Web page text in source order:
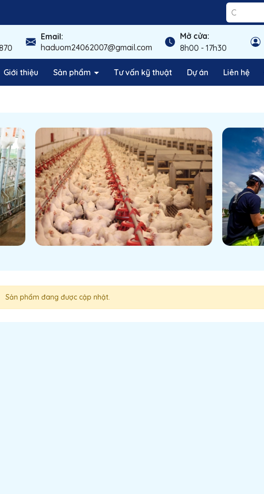
Email:
haduom24062007@gmail.com
Mở cửa:
8h00 - 17h30
Giới thiệu Sản phẩm Tư vấn kỹ thuật Dự án Liên hệ
Sản phẩm đang được cập nhật.